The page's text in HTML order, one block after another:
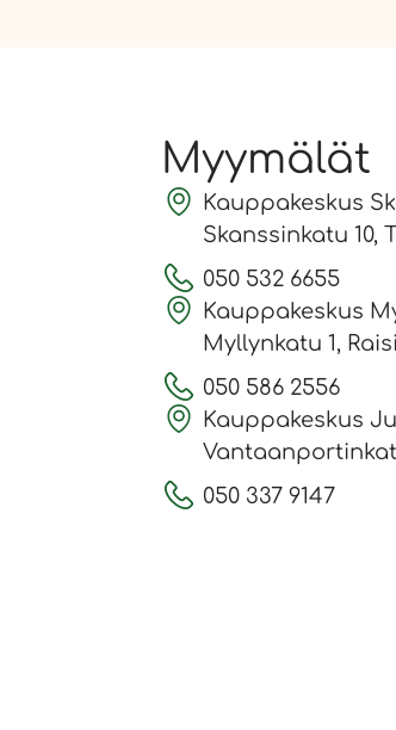
Myymälät
Kauppakeskus
Skanssinkatu 10,
050 532 6655
Kauppakeskus
Myllynkatu 1,
050 586 2556
Kauppakeskus
050 337 9147